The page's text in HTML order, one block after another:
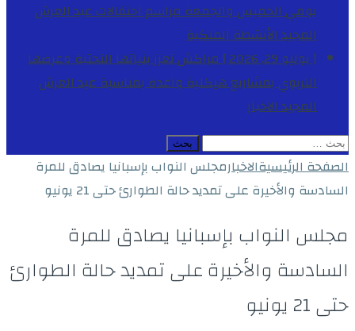
يومي الخميس والجمعة مراسم احتفالات عيد العرش
المجيدالأنشطة الملكية
[ يوليو 29, 2026 ]
مراكش تعزز بنياتها التحتية وعرضها
التربوي بمشاريع هيكلية واعدة بمناسبة عيد العرش
المجيدالاخبار
البحث
عن:
الصفحة الرئيسيةالاخبارمجلس النواب بإسبانيا يصادق للمرة
السادسة والأخيرة على تمديد حالة الطوارئ حتى 21 يونيو
مجلس النواب بإسبانيا يصادق للمرة
السادسة والأخيرة على تمديد حالة الطوارئ
حتى 21 يونيو